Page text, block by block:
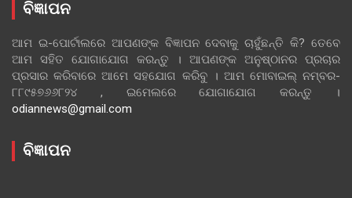
ବିଜ୍ଞାପନ
ଆମ ଇ-ପୋର୍ଟାଲରେ ଆପଣଙ୍କ ବିଜ୍ଞାପନ ଦେବାକୁ ଚାହୁଁଛନ୍ତି କି? ତେବେ
ଆମ ସହିତ ଯୋଗାଯୋଗ କରନ୍ତୁ । ଆପଣଙ୍କ ଅନୁଷ୍ଠାନର ପ୍ରଚାର
ପ୍ରସାର କରିବାରେ ଆମେ ସହଯୋଗ କରିବୁ । ଆମ ମୋବାଇଲ୍ ନମ୍ବର-
୮୮୯୫୭୬୬୮୨୪ , ଇମେଲରେ ଯୋଗାଯୋଗ କରନ୍ତୁ ।
odiannews@gmail.com
ବିଜ୍ଞାପନ